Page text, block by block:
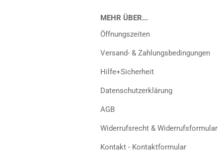
MEHR ÜBER...
Öffnungszeiten
Versand- & Zahlungsbedingungen
Hilfe+Sicherheit
Datenschutzerklärung
AGB
Widerrufsrecht & Widerrufsformular
Kontakt - Kontaktformular